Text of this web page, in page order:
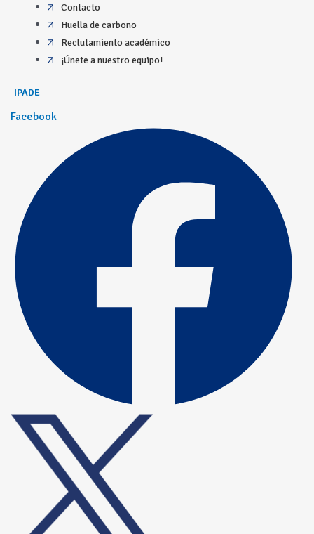
Contacto
Huella de carbono
Reclutamiento académico
¡Únete a nuestro equipo!
IPADE
Facebook